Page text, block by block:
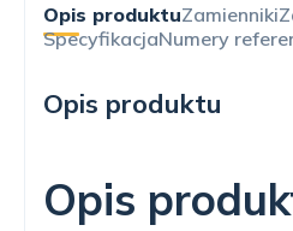
Opis produktuZamienniki
SpecyfikacjaNumery
Opis produktu
Opis